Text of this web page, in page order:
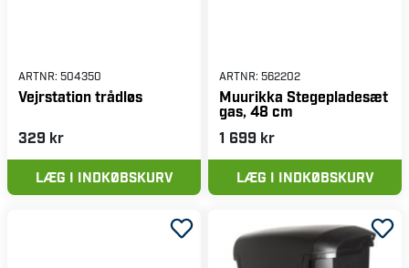
ARTNR: 504350
Vejrstation trådløs
329 kr
LÆG I INDKØBSKURV
ARTNR: 562202
Muurikka Stegepladesæt
gas, 48 cm
1 699 kr
LÆG I INDKØBSKURV